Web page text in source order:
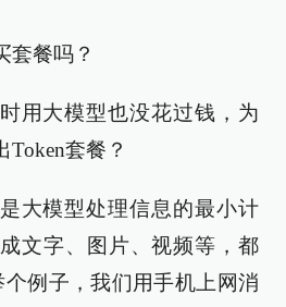
套餐吗？
用大模型也没花过钱，为
Token套餐？
大模型处理信息的最小计
文字、图片、视频等，都
个例子，我们用手机上网消